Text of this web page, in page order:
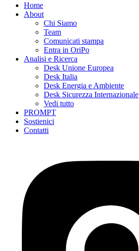
Home
About
Chi Siamo
Team
Comunicati stampa
Entra in OriPo
Analisi e Ricerca
Desk Unione Europea
Desk Italia
Desk Energia e Ambiente
Desk Sicurezza Internazionale
Vedi tutto
PROMPT
Sostienici
Contatti